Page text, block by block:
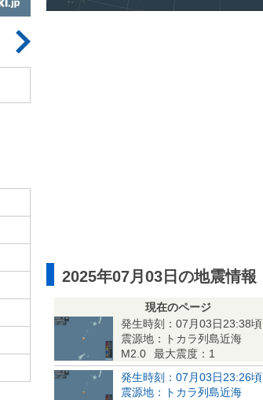
2025年07月03日の地震情報
現在のページ
発生時刻：07月03日23:38頃
震源地：トカラ列島近海
M2.0
最大震度：1
発生時刻：07月03日23:26頃
震源地：トカラ列島近海